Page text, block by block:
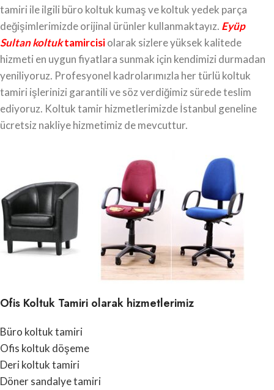
tamiri ile ilgili büro koltuk kumaş ve koltuk yedek parça
değişimlerimizde orijinal ürünler kullanmaktayız. Eyüp
Sultan koltuktamircisiolarak sizlere yüksek kalitede
hizmeti en uygun fiyatlara sunmak için kendimizi durmadan
yeniliyoruz. Profesyonel kadrolarımızla her türlü koltuk
tamiri işlerinizi garantili ve söz verdiğimiz sürede teslim
ediyoruz. Koltuk tamir hizmetlerimizde İstanbul geneline
ücretsiz nakliye hizmetimiz de mevcuttur.
Ofis Koltuk Tamiri olarak hizmetlerimiz
Büro koltuk tamiri
Ofis koltuk döşeme
Deri koltuk tamiri
Döner sandalye tamiri